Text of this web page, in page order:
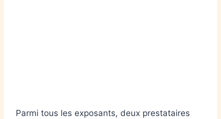
Parmi tous les exposants, deux prestataires